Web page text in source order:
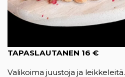
TAPASLAUTANEN 16 €
Valikoima juustoja ja leikkeleitä.